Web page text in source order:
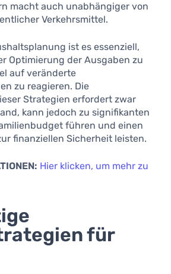
macht auch unabhängiger von
Verkehrsmittel.
ist es essenziell,
Optimierung der Ausgaben zu
auf veränderte
zu reagieren. Die
Strategien erfordert zwar
kann jedoch zu signifikanten
führen und einen
finanziellen Sicherheit leisten.
Hier klicken, um mehr zu
für